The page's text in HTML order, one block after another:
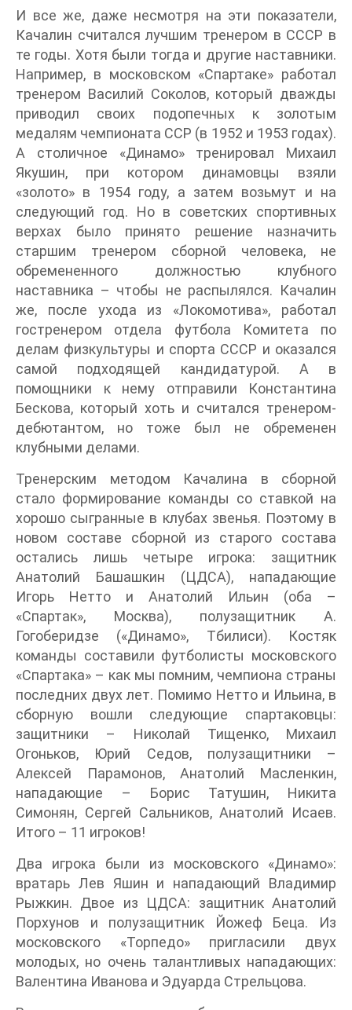
И все же, даже несмотря на эти показатели,
Качалин считался лучшим тренером в СССР в
те годы. Хотя были тогда и другие наставники.
Например, в московском «Спартаке» работал
тренером Василий Соколов, который дважды
приводил своих подопечных к золотым
медалям чемпионата ССР (в 1952 и 1953 годах).
А столичное «Динамо» тренировал Михаил
Якушин, при котором динамовцы взяли
«золото» в 1954 году, а затем возьмут и на
следующий год. Но в советских спортивных
верхах было принято решение назначить
старшим тренером сборной человека, не
обремененного должностью клубного
наставника – чтобы не распылялся. Качалин
же, после ухода из «Локомотива», работал
гостренером отдела футбола Комитета по
делам физкультуры и спорта СССР и оказался
самой подходящей кандидатурой. А в
помощники к нему отправили Константина
Бескова, который хоть и считался тренером-
дебютантом, но тоже был не обременен
клубными делами.
Тренерским методом Качалина в сборной
стало формирование команды со ставкой на
хорошо сыгранные в клубах звенья. Поэтому в
новом составе сборной из старого состава
остались лишь четыре игрока: защитник
Анатолий Башашкин (ЦДСА), нападающие
Игорь Нетто и Анатолий Ильин (оба –
«Спартак», Москва), полузащитник А.
Гогоберидзе («Динамо», Тбилиси). Костяк
команды составили футболисты московского
«Спартака» – как мы помним, чемпиона страны
последних двух лет. Помимо Нетто и Ильина, в
сборную вошли следующие спартаковцы:
защитники – Николай Тищенко, Михаил
Огоньков, Юрий Седов, полузащитники –
Алексей Парамонов, Анатолий Масленкин,
нападающие – Борис Татушин, Никита
Симонян, Сергей Сальников, Анатолий Исаев.
Итого – 11 игроков!
Два игрока были из московского «Динамо»:
вратарь Лев Яшин и нападающий Владимир
Рыжкин. Двое из ЦДСА: защитник Анатолий
Порхунов и полузащитник Йожеф Беца. Из
московского «Торпедо» пригласили двух
молодых, но очень талантливых нападающих:
Валентина Иванова и Эдуарда Стрельцова.